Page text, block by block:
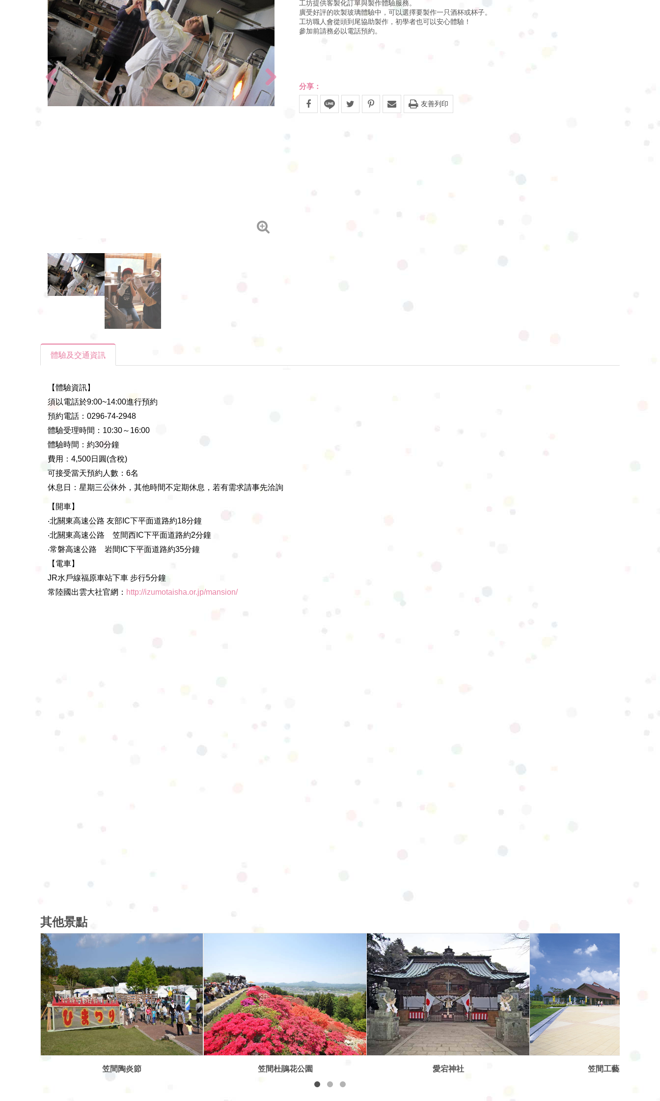
工坊提供客製化訂單與製作體驗服務。
廣受好評的吹製玻璃體驗中，可以選擇要製作一只酒杯或杯子。
工坊職人會從頭到尾協助製作，初學者也可以安心體驗！
參加前請務必以電話預約。
分享：
友善列印
體驗及交通資訊
【體驗資訊】
須以電話於9:00~14:00進行預約
預約電話：0296-74-2948
體驗受理時間：10:30～16:00
體驗時間：約30分鐘
費用：4,500日圓(含稅)
可接受當天預約人數：6名
休息日：星期三公休外，其他時間不定期休息，若有需求請事先洽詢
【開車】
‧北關東高速公路 友部IC下平面道路約18分鐘
‧北關東高速公路 笠間西IC下平面道路約2分鐘
‧常磐高速公路 岩間IC下平面道路約35分鐘
【電車】
JR水戶線福原車站下車 步行5分鐘
常陸國出雲大社官網： http://izumotaisha.or.jp/mansion/
其他景點
笠間杜鵑花公園 愛宕神社 笠間工藝之丘
門前House